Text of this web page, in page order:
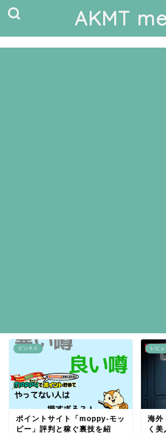
AKMT
ビジネス
ポイントサイト「moppy-モッ
ピー」評判と稼ぐ裏技を紹
レビュ
海外
く